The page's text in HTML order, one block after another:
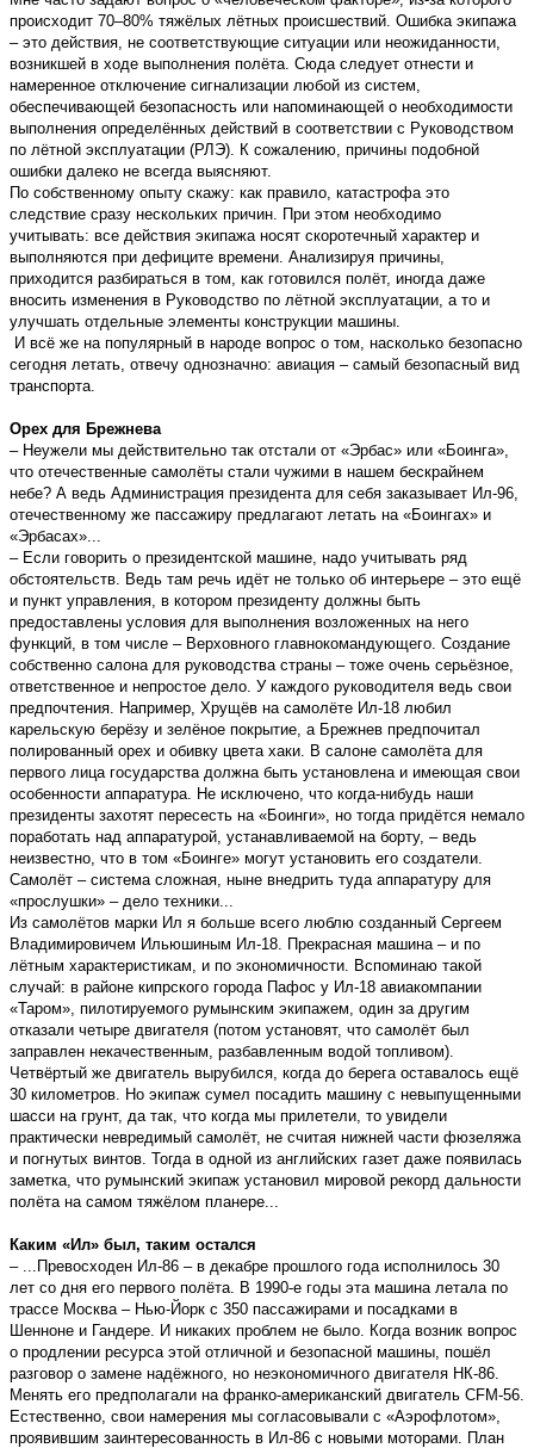
происходит 70–80% тяжёлых лётных происшествий. Ошибка экипажа
– это действия, не соответствующие ситуации или неожиданности,
возникшей в ходе выполнения полёта. Сюда следует отнести и
намеренное отключение сигнализации любой из систем,
обеспечивающей безопасность или напоминающей о необходимости
выполнения определённых действий в соответствии с Руководством
по лётной эксплуатации (РЛЭ). К сожалению, причины подобной
ошибки далеко не всегда выясняют.
По собственному опыту скажу: как правило, катастрофа это
следствие сразу нескольких причин. При этом необходимо
учитывать: все действия экипажа носят скоротечный характер и
выполняются при дефиците времени. Анализируя причины,
приходится разбираться в том, как готовился полёт, иногда даже
вносить изменения в Руководство по лётной эксплуатации, а то и
улучшать отдельные элементы конструкции машины.
И всё же на популярный в народе вопрос о том, насколько безопасно
сегодня летать, отвечу однозначно: авиация – самый безопасный вид
транспорта.
Орех для Брежнева
– Неужели мы действительно так отстали от «Эрбас» или «Боинга»,
что отечественные самолёты стали чужими в нашем бескрайнем
небе? А ведь Администрация президента для себя заказывает Ил-96,
отечественному же пассажиру предлагают летать на «Боингах» и
«Эрбасах»...
– Если говорить о президентской машине, надо учитывать ряд
обстоятельств. Ведь там речь идёт не только об интерьере – это ещё
и пункт управления, в котором президенту должны быть
предоставлены условия для выполнения возложенных на него
функций, в том числе – Верховного главнокомандующего. Создание
собственно салона для руководства страны – тоже очень серьёзное,
ответственное и непростое дело. У каждого руководителя ведь свои
предпочтения. Например, Хрущёв на самолёте Ил-18 любил
карельскую берёзу и зелёное покрытие, а Брежнев предпочитал
полированный орех и обивку цвета хаки. В салоне самолёта для
первого лица государства должна быть установлена и имеющая свои
особенности аппаратура. Не исключено, что когда-нибудь наши
президенты захотят пересесть на «Боинги», но тогда придётся немало
поработать над аппаратурой, устанавливаемой на борту, – ведь
неизвестно, что в том «Боинге» могут установить его создатели.
Самолёт – система сложная, ныне внедрить туда аппаратуру для
«прослушки» – дело техники...
Из самолётов марки Ил я больше всего люблю созданный Сергеем
Владимировичем Ильюшиным Ил-18. Прекрасная машина – и по
лётным характеристикам, и по экономичности. Вспоминаю такой
случай: в районе кипрского города Пафос у Ил-18 авиакомпании
«Таром», пилотируемого румынским экипажем, один за другим
отказали четыре двигателя (потом установят, что самолёт был
заправлен некачественным, разбавленным водой топливом).
Четвёртый же двигатель вырубился, когда до берега оставалось ещё
30 километров. Но экипаж сумел посадить машину с невыпущенными
шасси на грунт, да так, что когда мы прилетели, то увидели
практически невредимый самолёт, не считая нижней части фюзеляжа
и погнутых винтов. Тогда в одной из английских газет даже появилась
заметка, что румынский экипаж установил мировой рекорд дальности
полёта на самом тяжёлом планере...
Каким «Ил» был, таким остался
– ...Превосходен Ил-86 – в декабре прошлого года исполнилось 30
лет со дня его первого полёта. В 1990-е годы эта машина летала по
трассе Москва – Нью-Йорк с 350 пассажирами и посадками в
Шенноне и Гандере. И никаких проблем не было. Когда возник вопрос
о продлении ресурса этой отличной и безопасной машины, пошёл
разговор о замене надёжного, но неэкономичного двигателя НК-86.
Менять его предполагали на франко-американский двигатель CFM-56.
Естественно, свои намерения мы согласовывали с «Аэрофлотом»,
проявившим заинтересованность в Ил-86 с новыми моторами. План